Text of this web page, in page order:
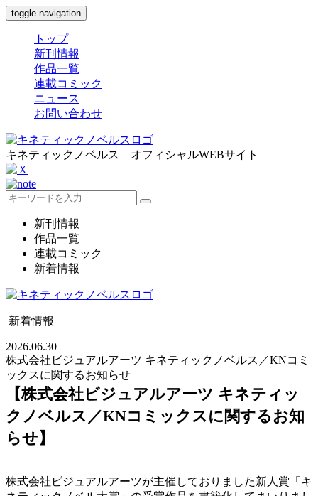
toggle navigation
トップ
新刊情報
作品一覧
連載コミック
ニュース
お問い合わせ
キネティックノベルス オフィシャルWEBサイト
新刊情報
作品一覧
連載コミック
新着情報
新着情報
2026.06.30
株式会社ビジュアルアーツ キネティックノベルス／KNコミ
ックスに関するお知らせ
【株式会社ビジュアルアーツ キネティッ
クノベルス／KNコミックスに関するお知
らせ】
株式会社ビジュアルアーツが主催しておりました新人賞「キ